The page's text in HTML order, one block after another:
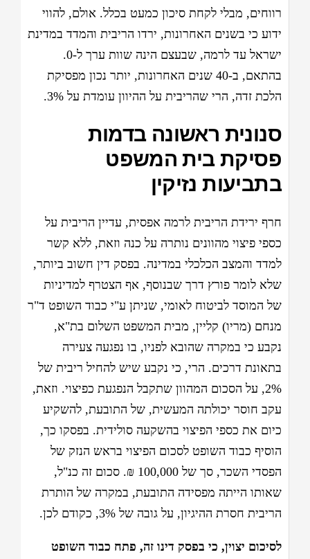
רווחים, מבלי לקחת סיכון כמעט בכלל. אולם, להווי
ידוע כי בשנים האחרונות, ירדו הריבית והמדד במדינת
ישראל עד לרמה, שבעצם הינה שוות ערך ל-0.
בהתאם, ב-40 שנים האחרונות, יותר נכון מפסיקת
הלכת זדה, הרי שהריבית על ההיוון עומדת על 3%.
סנונית ראשונה בדמות
פסיקת בית המשפט
בתביעות נזיקין
חרף ירידת הריבית לרמה אפסית, עדיין הריבית על
כספי פיצוי מהוונים נותרה על כנה וזאת, ללא קשר
למדד והמצב הכלכלי במדינה. בפסק דין חשוב ביותר,
שלא לומר פורץ דרך שבנוסף, אף הצטרף למדיניות
של המוסד לביטוח לאומי, שניתן ע"י כבוד השופט ד"ר
מנחם (מריו) קליין, מבית המשפט השלום בת"א,
נקבע כי במקרה שהובא לפניו, בו נפגעה צעירה
בתאונת דרכים. הרי, כי נקבע שיש להחיל ריבית של
2%, על הסכום המהוון שתקבל הנפגעת כפיצוי. וזאת,
עקב חוסר יכולתה המעשית, של התובעת, להשקיע
כיום את כספי הפיצוי בהשקעה סולידית. בפסקו כך,
הוסיף כבוד השופט לסכום הפיצוי בראש הנזק של
הפסדי השכר, סך של 100,000 ₪. סכום זה כנ"ל,
שאותו הייתה מפסידה התובעת, במקרה של הותרת
הריבית חסרת ההיגיון, על גובה של 3%, כקודם לכן.
לסיכום יצוין, כי בפסק דינו זה, פתח כבוד השופט